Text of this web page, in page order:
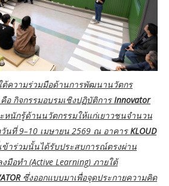
ต้ความร่วมมือด้านการพัฒนานวัตกร
อ กิจกรรมอบรมเชิงปฏิบัติการInnovator
หนักรู้ด้านนวัตกรรมให้แก่เยาวชนจำนวน
นที่ 9–10 เมษายน 2569 ณ อาคารKLOUD
ข้าร่วมนั้นได้รับประสบการณ์ตรงผ่าน
มือทำ (Active Learning) ภายใต้
ซึ่งออกแบบมาเพื่อจุดประกายความคิด